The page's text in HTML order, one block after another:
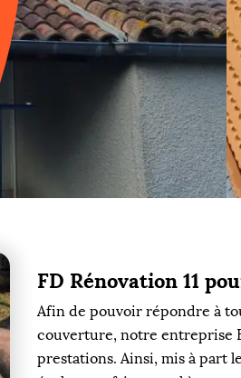
FD Rénovation 11
Afin de pouvoir répondre à
couverture, notre entreprise
prestations. Ainsi, mis à part